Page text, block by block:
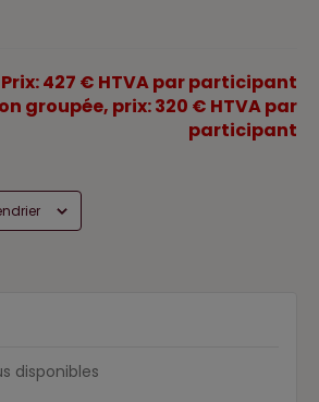
Prix: 427 € HTVA par participant
groupée, prix: 320 € HTVA par
participant
disponibles